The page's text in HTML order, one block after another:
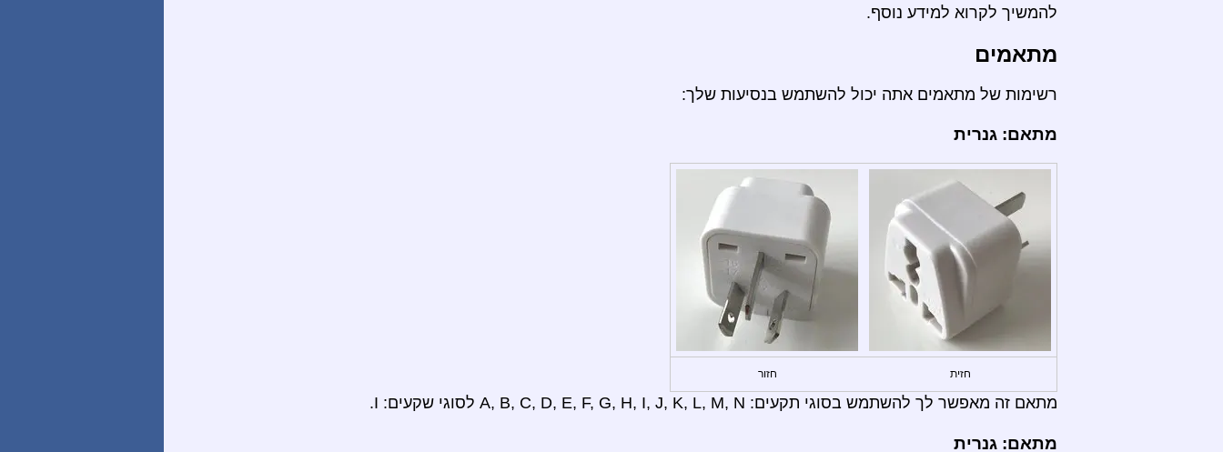
להמשיך לקרוא למידע נוסף.
מתאמים
רשימות של מתאמים אתה יכול להשתמש בנסיעות שלך:
מתאם: גנרית
חזית חזור
מתאם זה מאפשר לך להשתמש בסוגי תקעים: A, B, C, D, E, F, G, H, I, J, K, L, M, N לסוגי שקעים: I.
מתאם: גנרית